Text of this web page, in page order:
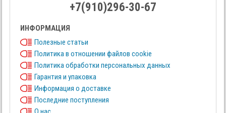
+7(910)296-30-67
ИНФОРМАЦИЯ
Полезные статьи
Политика в отношении файлов cookie
Политика обработки персональных данных
Гарантия и упаковка
Информация о доставке
Последние поступления